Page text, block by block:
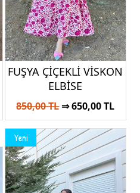
FUŞYA ÇİÇEKLİ VİSKON
ELBİSE
850,00 TL⇒ 650,00 TL
Yeni